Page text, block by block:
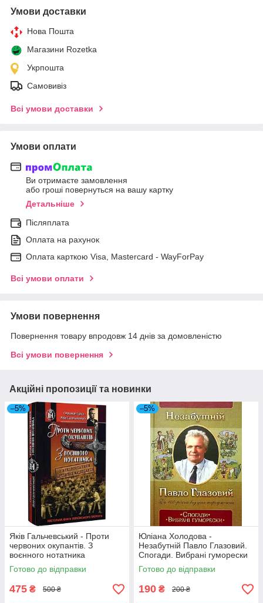
Умови доставки
Нова Пошта
Магазини Rozetka
Укрпошта
Самовивіз
Всі умови доставки
Умови оплати
Ви отримаєте замовлення
або гроші повернуться на вашу картку
Детальніше
Післяплата
Оплата на рахунок
Оплата карткою Visa, Mastercard - WayForPay
Всі умови оплати
Умови повернення
Повернення товару впродовж 14 днів за домовленістю
Всі умови повернення
Акційні пропозиції та новинки
–5%
Яків Гальчевський - Проти
червоних окупантів. З
воєнного нотатника
Готово до відправки
475 ₴ 500 ₴
–5%
Юліана Холодова -
Незабутній Павло Глазовий.
Спогади. Вибрані гуморески
Готово до відправки
190 ₴ 200 ₴